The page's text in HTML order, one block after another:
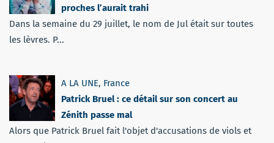
proches l’aurait trahi
Dans la semaine du 29 juillet, le nom de Jul était sur toutes
les lèvres. P...
A LA UNE, France
Patrick Bruel : ce détail sur son concert au
Zénith passe mal
Alors que Patrick Bruel fait l'objet d'accusations de viols et